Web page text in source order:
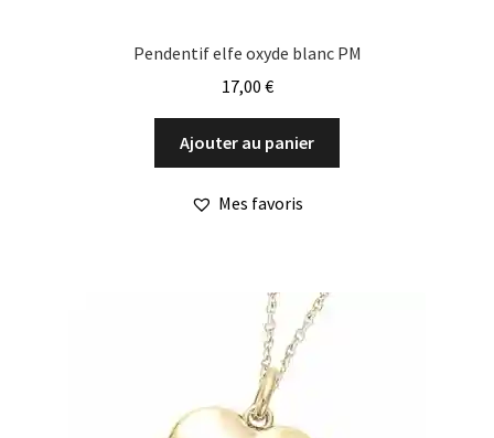
Pendentif elfe oxyde blanc PM
17,00 €
Ajouter au panier
Mes favoris